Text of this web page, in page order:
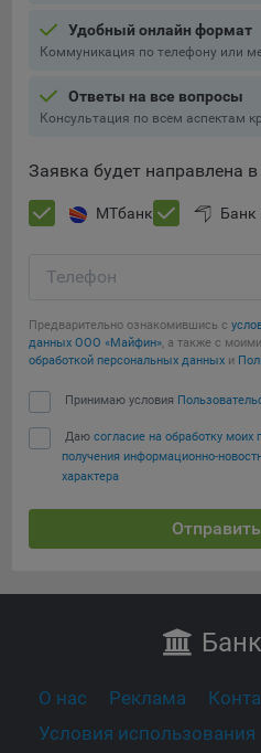
Удобный онлайн формат
Коммуникация по телефону или
Ответы на все вопросы
Консультация по всем аспектам
Заявка будет направлена
МТбанк Банк
Телефон
Предварительно ознакомившись с
данных ООО «Майфин», а также с моими
обработкой персональных данных и
Принимаю условия
Даю согласие на обработку
получения информационно-
характера
О нас Реклама
Условия использования